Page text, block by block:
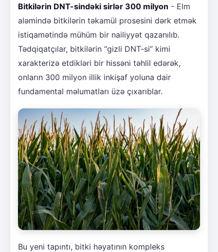
Bitkilərin DNT-sindəki sirlər 300 milyon - Elm
aləmində bitkilərin təkamül prosesini dərk etmək
istiqamətində mühüm bir nailiyyət qazanılıb.
Tədqiqatçılar, bitkilərin “gizli DNT-si” kimi
xarakterizə etdikləri bir hissəni təhlil edərək,
onların 300 milyon illik inkişaf yoluna dair
fundamental məlumatları üzə çıxarıblar.
Bu yeni tapıntı, bitki həyatının kompleks